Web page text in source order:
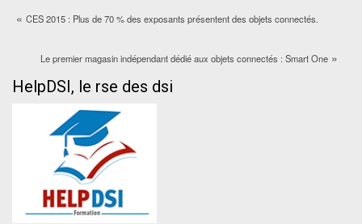
« CES 2015 : Plus de 70 % des exposants présentent des objets connectés.
Le premier magasin indépendant dédié aux objets connectés : Smart One »
HelpDSI, le rse des dsi